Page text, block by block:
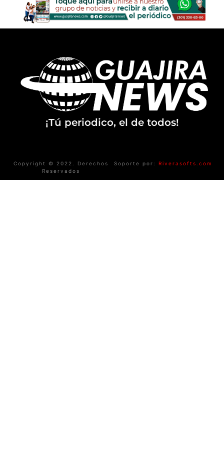
¡Tú periodico, el de todos!
Copyright © 2022. Derechos
Reservados
Soporte por: Riverasofts.com